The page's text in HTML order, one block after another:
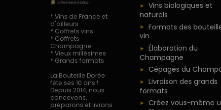
* Vins de France et
d'ailleurs
* Coffrets vins
* Coffrets
Champagne
* Vieux millésimes
* Grands formats
La Bouteille Dorée
fête ses 10 ans !
Depuis 2014, nous
concevons,
préparons et livrons
Vins biologiques et
naturels
Formats des
vin
Élaboration du
Champagne
Cépages du
Livraison des grands
formats
Créez vous-même